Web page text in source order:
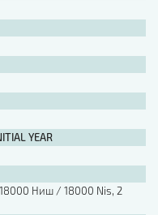
YEAR
Ниш / 18000 Nis, 2